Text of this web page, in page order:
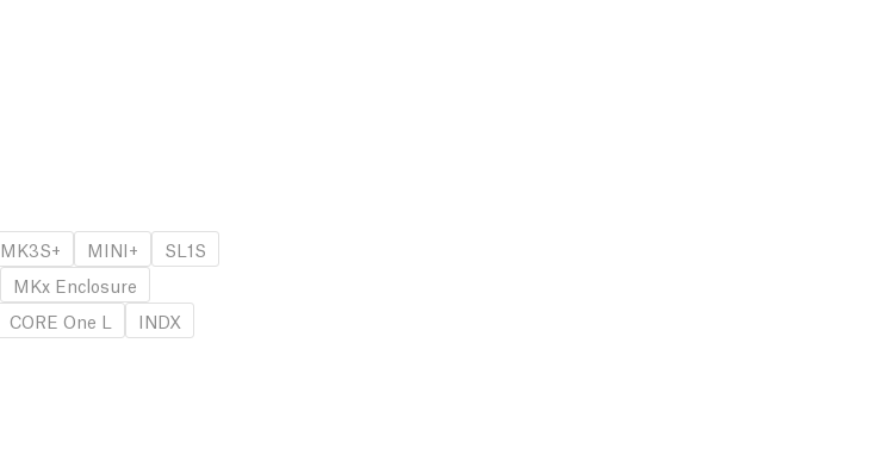
MK3S+ MINI+
SL1S
MKx Enclosure
CORE One L INDX